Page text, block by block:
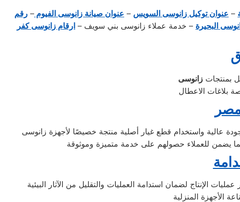
– عنوان توكيل زانوسى السويس – عنوان صيانة زانوسى الفيوم – رقم
البحيرة – خدمة عملاء زانوسى بني سويف – ارقام زانوسى كفر
بمنتجات
عالية واستخدام قطع غيار أصلية منتجة خصيصًا لأجهزة زانوسى
الإنتاج لضمان استدامة العمليات والتقليل من الآثار البيئية